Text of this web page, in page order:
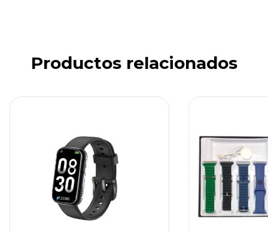
Productos relacionados